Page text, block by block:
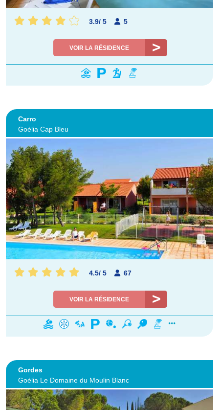
3.9/ 5 5
VOIR LA RÉSIDENCE
Carro
Goélia Cap Bleu
4.5/ 5 67
VOIR LA RÉSIDENCE
Gordes
Goélia Le Domaine du Moulin Blanc